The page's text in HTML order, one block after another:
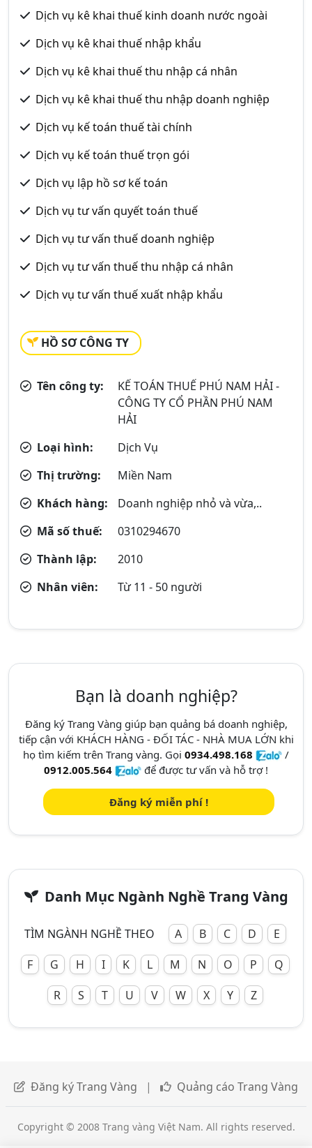
Dịch vụ kê khai thuế kinh doanh nước ngoài
Dịch vụ kê khai thuế nhập khẩu
Dịch vụ kê khai thuế thu nhập cá nhân
Dịch vụ kê khai thuế thu nhập doanh nghiệp
Dịch vụ kế toán thuế tài chính
Dịch vụ kế toán thuế trọn gói
Dịch vụ lập hồ sơ kế toán
Dịch vụ tư vấn quyết toán thuế
Dịch vụ tư vấn thuế doanh nghiệp
Dịch vụ tư vấn thuế thu nhập cá nhân
Dịch vụ tư vấn thuế xuất nhập khẩu
HỒ SƠ CÔNG TY
Tên công ty:
KẾ TOÁN THUẾ PHÚ NAM HẢI -
CÔNG TY CỔ PHẦN PHÚ NAM
HẢI
Loại hình:
Dịch Vụ
Thị trường:
Miền Nam
Khách hàng:
Doanh nghiệp nhỏ và vừa,..
Mã số thuế:
0310294670
Thành lập:
2010
Nhân viên:
Từ 11 - 50 người
Bạn là doanh nghiệp?
Đăng ký Trang Vàng giúp bạn quảng bá doanh nghiệp,
tiếp cận với KHÁCH HÀNG - ĐỐI TÁC - NHÀ MUA LỚN khi
họ tìm kiếm trên Trang vàng. Gọi 0934.498.168
/
0912.005.564
để được tư vấn và hỗ trợ !
Đăng ký miễn phí !
Danh Mục Ngành Nghề Trang Vàng
TÌM NGÀNH NGHỀ THEO A B C D
E
F
G H I K L M N O P
Q
R
S T U V W X Y Z
Đăng ký Trang Vàng | Quảng cáo Trang Vàng
Copyright © 2008 Trang vàng Việt Nam. All rights reserved.